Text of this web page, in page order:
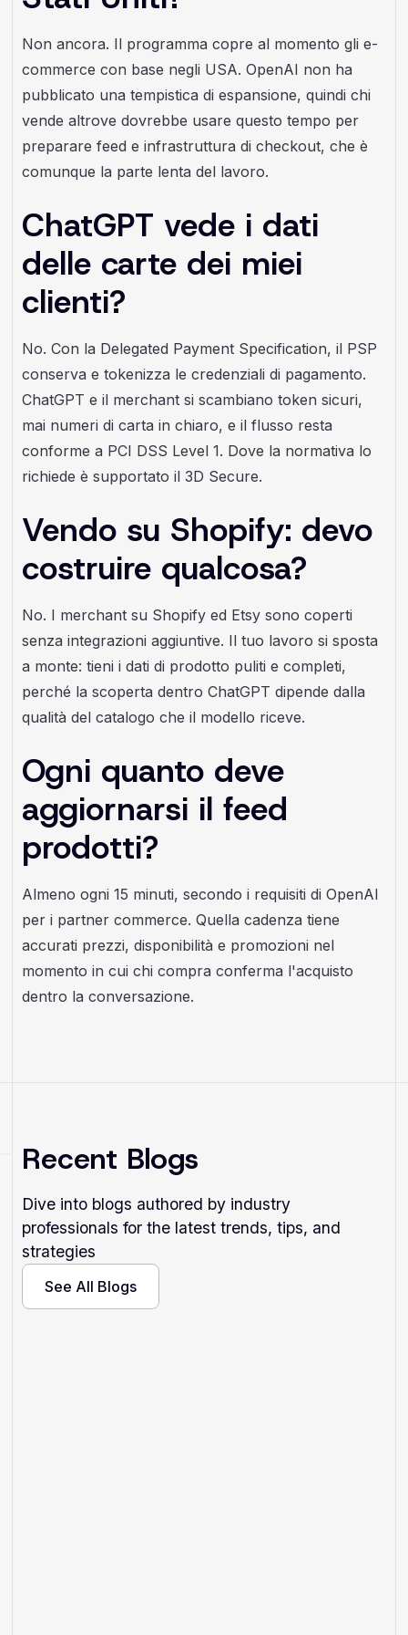
Non ancora. Il programma copre al momento gli e-
commerce con base negli USA. OpenAI non ha
pubblicato una tempistica di espansione, quindi chi
vende altrove dovrebbe usare questo tempo per
preparare feed e infrastruttura di checkout, che è
comunque la parte lenta del lavoro.
ChatGPT vede i dati
delle carte dei miei
clienti?
No. Con la Delegated Payment Specification, il PSP
conserva e tokenizza le credenziali di pagamento.
ChatGPT e il merchant si scambiano token sicuri,
mai numeri di carta in chiaro, e il flusso resta
conforme a PCI DSS Level 1. Dove la normativa lo
richiede è supportato il 3D Secure.
Vendo su Shopify: devo
costruire qualcosa?
No. I merchant su Shopify ed Etsy sono coperti
senza integrazioni aggiuntive. Il tuo lavoro si sposta
a monte: tieni i dati di prodotto puliti e completi,
perché la scoperta dentro ChatGPT dipende dalla
qualità del catalogo che il modello riceve.
Ogni quanto deve
aggiornarsi il feed
prodotti?
Almeno ogni 15 minuti, secondo i requisiti di OpenAI
per i partner commerce. Quella cadenza tiene
accurati prezzi, disponibilità e promozioni nel
momento in cui chi compra conferma l'acquisto
dentro la conversazione.
Recent Blogs
Dive into blogs authored by industry
professionals for the latest trends, tips, and
strategies
See All Blogs
See All Blogs